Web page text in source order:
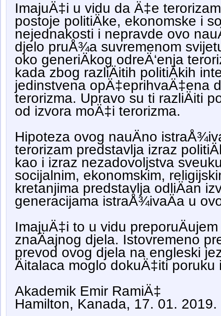
ImajuÄ‡i u vidu da Ä‡e
postoje politiÄke, ekonomske i
nejednakosti i nepravde ovo
djelo pruÅ¾a suvremenom
oko generiÄkog odreÄ‘enja
kada zbog razliÄitih politiÄkih
jedinstvena opÄ‡eprihvaÄ‡ena
terorizma. Upravo su ti razliÄiti
od izvora moÄ‡i terorizma.
Hipoteza ovog nauÄno
terorizam predstavlja izraz
kao i izraz nezadovoljstva
socijalnim, ekonomskim,
kretanjima predstavlja odliÄan
generacijama istraÅ¾ivaÄa u
ImajuÄ‡i to u vidu
znaÄajnog djela. Istovremeno
prevod ovog djela na engleski
Äitalaca moglo dokuÄ‡iti
Akademik Emir RamiÄ‡
Hamilton, Kanada, 17. 01. 2019.